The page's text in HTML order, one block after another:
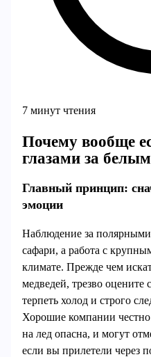
7 минут чтения
Почему вообще
глазами за
Главный принцип:
эмоции
Наблюдение за
сафари, а работа с
климате. Прежде чем
медведей, трезво оцените
терпеть холод и строго
Хорошие компании
на лед опасна, и могут
если вы прилетели через